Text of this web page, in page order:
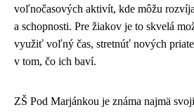
voľnočasových aktivít, kde môžu
a schopnosti. Pre žiakov je to skvelá
využiť voľný čas, stretnúť nových
v tom, čo ich baví.
ZŠ Pod Marjánkou je známa najmä